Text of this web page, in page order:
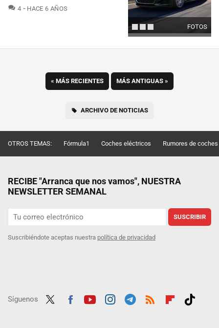
FOTOS
4 COMENTARIOS
HACE 6 AÑOS
« MÁS RECIENTES MÁS ANTIGUAS »
ARCHIVO DE NOTICIAS
OTROS TEMAS: Fórmula1 Coches eléctricos Rumores de coches
RECIBE "Arranca que nos vamos", NUESTRA
NEWSLETTER SEMANAL
SUSCRIBIR
Suscribiéndote aceptas nuestra política de privacidad
Síguenos